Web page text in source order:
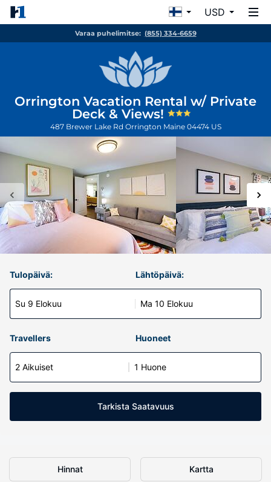
USD
Varaa puhelimitse: (855) 334-6659
Orrington Vacation Rental w/ Private
Deck & Views!
487 Brewer Lake Rd Orrington Maine 04474 US
Tulopäivä:
Su 9 Elokuu
Lähtöpäivä:
Ma 10 Elokuu
Travellers Huoneet
2 Aikuiset 1 Huone
Tarkista Saatavuus
Hinnat Kartta